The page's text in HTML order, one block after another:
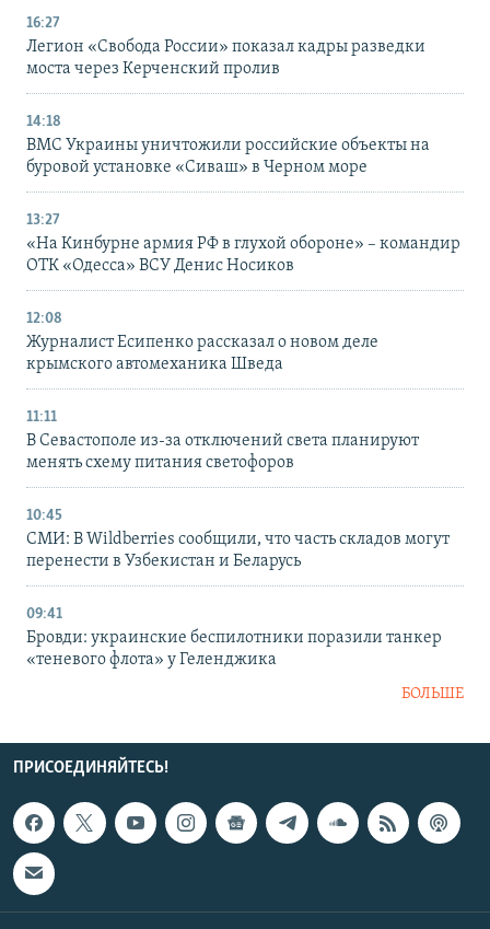
16:27
Легион «Свобода России» показал кадры разведки
моста через Керченский пролив
14:18
ВМС Украины уничтожили российские объекты на
буровой установке «Сиваш» в Черном море
13:27
«На Кинбурне армия РФ в глухой обороне» – командир
ОТК «Одесса» ВСУ Денис Носиков
12:08
Журналист Есипенко рассказал о новом деле
крымского автомеханика Шведа
11:11
В Севастополе из-за отключений света планируют
менять схему питания светофоров
10:45
СМИ: В Wildberries сообщили, что часть складов могут
перенести в Узбекистан и Беларусь
09:41
Бровди: украинские беспилотники поразили танкер
«теневого флота» у Геленджика
БОЛЬШЕ
ПРИСОЕДИНЯЙТЕСЬ!